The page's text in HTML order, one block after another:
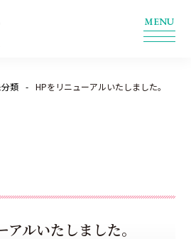
類 HPをリニューアルいたしました。
ルいたしました。